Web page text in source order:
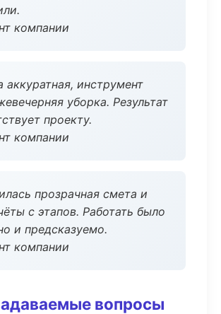
компании
аккуратная, инструмент
уборка. Результат
проекту.
компании
прозрачная смета и
с этапов. Работать было
и предсказуемо.
компании
вопросы